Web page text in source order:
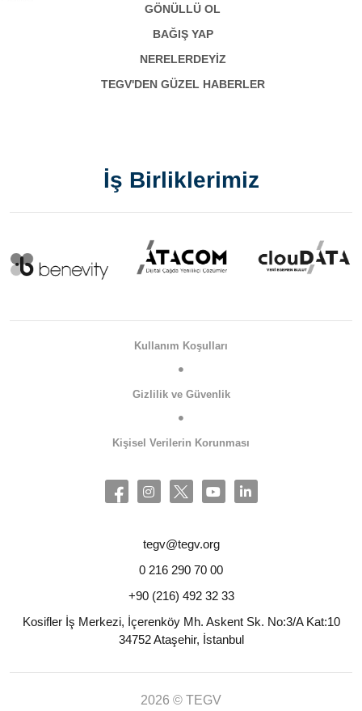
GÖNÜLLÜ OL
BAĞIŞ YAP
NERELERDEYİZ
TEGV'DEN GÜZEL HABERLER
İş Birliklerimiz
Kullanım Koşulları
Gizlilik ve Güvenlik
Kişisel Verilerin Korunması
tegv@tegv.org
0 216 290 70 00
+90 (216) 492 32 33
Kosifler İş Merkezi, İçerenköy Mh. Askent Sk. No:3/A Kat:10
34752 Ataşehir, İstanbul
2026 © TEGV